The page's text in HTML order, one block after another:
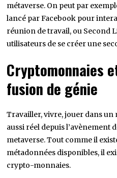
métaverse. On peut par
lancé par Facebook pour
réunion de travail, ou Second
utilisateurs de se créer une
Cryptomonnaies
fusion de génie
Travailler, vivre, jouer dans un
aussi réel depuis l’avènement
metaverse. Tout comme il
métadonnées disponibles, il
crypto-monnaies.